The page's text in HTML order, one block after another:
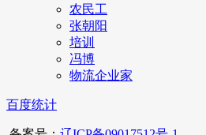
农民工
张朝阳
培训
冯博
物流企业家
百度统计